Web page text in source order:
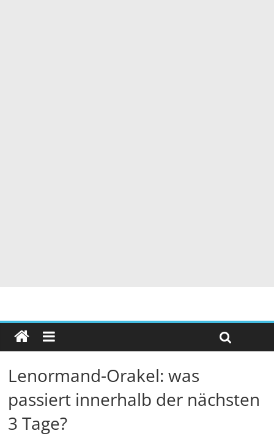
Lenormand-Orakel: was
passiert innerhalb der nächsten
3 Tage?